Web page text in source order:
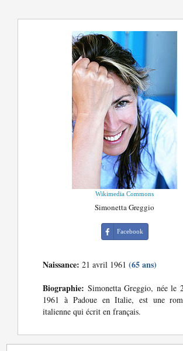
Wikimedia Commons
Simonetta Greggio
Facebook
Naissance: 21 avril 1961(65 ans)
Biographie: Simonetta Greggio, née le
1961 à Padoue en Italie, est une
italienne qui écrit en français.